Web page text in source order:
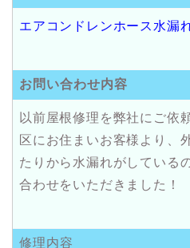
エアコンドレンホース水漏
お問い合わせ内容
以前屋根修理を弊社にご依
区にお住まいお客様より、
たりから水漏れがしている
合わせをいただきました！
修理内容